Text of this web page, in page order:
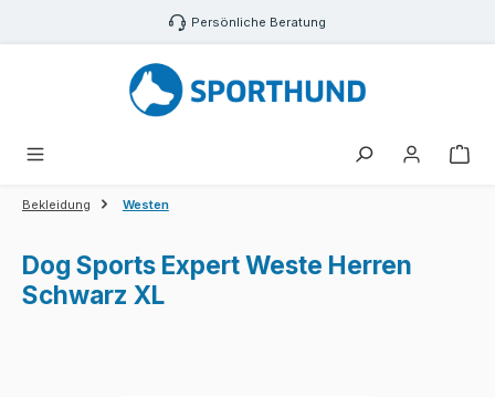
Zum Hauptinhalt springen Persönliche Beratung
Bekleidung Westen
Dog Sports Expert Weste Herren
Schwarz XL